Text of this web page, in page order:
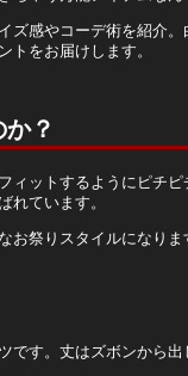
ズ感やコーデ術を紹介
トをお届けします。
？
ィットするようにピチ
れています。
祭りスタイルになりま
す。丈はズボンから出